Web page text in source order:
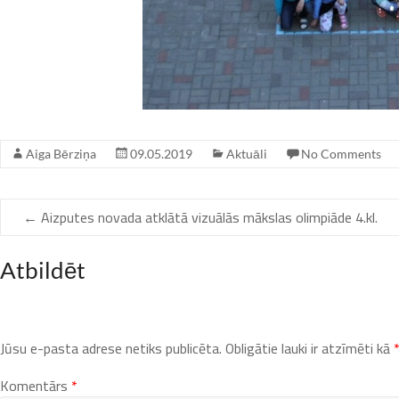
Aiga Bērziņa 09.05.2019 Aktuāli No Comments
← Aizputes novada atklātā vizuālās mākslas olimpiāde 4.kl.
Atbildēt
Jūsu e-pasta adrese netiks publicēta.Obligātie lauki ir atzīmēti kā*
Komentārs *